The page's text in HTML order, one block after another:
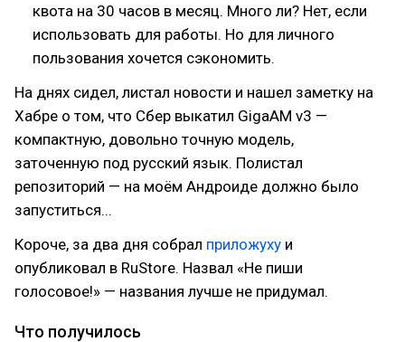
квота на 30 часов в месяц. Много ли? Нет, если
использовать для работы. Но для личного
пользования хочется сэкономить.
На днях сидел, листал новости и нашел заметку на
Хабре о том, что Сбер выкатил GigaAM v3 —
компактную, довольно точную модель,
заточенную под русский язык. Полистал
репозиторий — на моём Андроиде должно было
запуститься...
Короче, за два дня собрал приложуху и
опубликовал в RuStore. Назвал «Не пиши
голосовое!» — названия лучше не придумал.
Что получилось